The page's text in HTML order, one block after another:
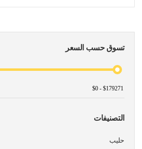
تسوق حسب السعر
التصنيفات
حليب